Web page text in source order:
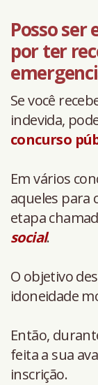
Posso ser
por ter
Se você
indevida,
concurso
Em vários
aqueles para
etapa
social.
O objetivo
idoneidade
Então,
feita a sua
inscrição.